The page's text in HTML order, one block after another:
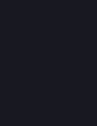
gefreut, dass
Algorithmen